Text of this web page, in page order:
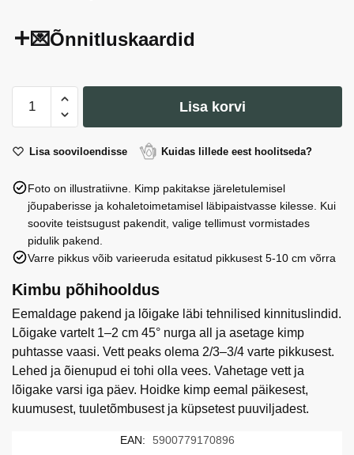
💌Õnnitluskaardid
Fooliumõhupall
'Happy
40
must
kogus
Lisa korvi
Lisa sooviloendisse Kuidas lillede eest hoolitseda?
Foto on illustratiivne. Kimp pakitakse järeletulemisel
jõupaberisse ja kohaletoimetamisel läbipaistvasse kilesse. Kui
soovite teistsugust pakendit, valige tellimust vormistades
pidulik pakend.
Varre pikkus võib varieeruda esitatud pikkusest 5-10 cm võrra
Kimbu põhihooldus
Eemaldage pakend ja lõigake läbi tehnilised kinnituslindid.
Lõigake vartelt 1–2 cm 45° nurga all ja asetage kimp
puhtasse vaasi. Vett peaks olema 2/3–3/4 varte pikkusest.
Lehed ja õienupud ei tohi olla vees. Vahetage vett ja
lõigake varsi iga päev. Hoidke kimp eemal päikesest,
kuumusest, tuuletõmbusest ja küpsetest puuviljadest.
EAN:
5900779170896